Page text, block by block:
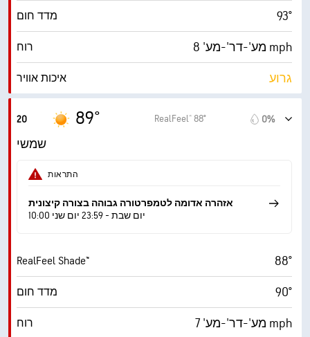
מדד חום 93°
רוח מע'-דר'-מע' 8 mph
איכות אוויר גרוע
מדד UV מרבי
משב רוח
לחות
נקודת טל 62° F
כיסוי עננים 20%
ראות 10 מייל
תקרת עננים ‎30000 ft
20 89° RealFeel® 88° 0%
שמשי
התראות
אזהרה אדומה לטמפרטורה גבוהה בצורה קיצונית
10:00 יום שבת - 23:59 יום שני
RealFeel Shade™ 88°
מדד חום 90°
רוח מע'-דר'-מע' 7 mph